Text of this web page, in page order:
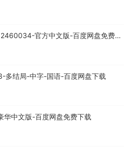
官方中文版-百度网盘免费下
多结局-中字-国语-百度网盘下载
华中文版-百度网盘免费下载